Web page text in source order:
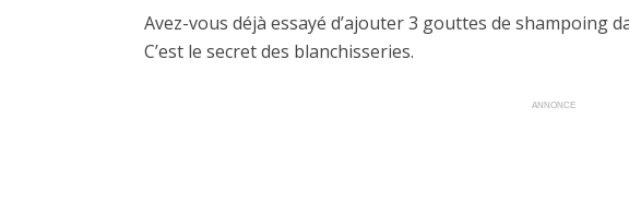
Avez-vous déjà essayé d’ajouter 3 gouttes de shampoing
C’est le secret des blanchisseries.
ANNONCE